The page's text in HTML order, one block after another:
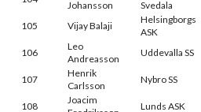
Johansson
Svedala
105 Vijay Balaji
Helsingborgs
ASK
106
Leo
Andreasson
Uddevalla SS
107
Henrik
Carlsson
Nybro SS
108
Joacim
Lunds ASK